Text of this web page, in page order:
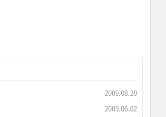
2009.08.20
2009.06.02